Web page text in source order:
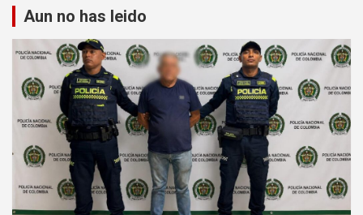
Aun no has leido